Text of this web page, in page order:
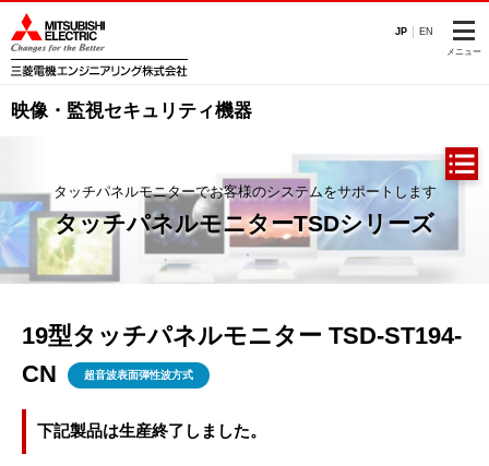
JP EN
メニュー
映像・監視セキュリティ機器
タッチパネルモニターでお客様のシステムをサポートします
タッチパネルモニターTSDシリーズ
19型タッチパネルモニター TSD-ST194-
CN
超音波表面弾性波方式
下記製品は生産終了しました。